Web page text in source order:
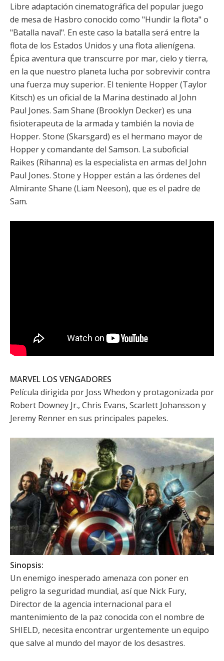
Libre adaptación cinematográfica del popular juego
de mesa de Hasbro conocido como "Hundir la flota" o
"Batalla naval". En este caso la batalla será entre la
flota de los Estados Unidos y una flota alienígena.
Épica aventura que transcurre por mar, cielo y tierra,
en la que nuestro planeta lucha por sobrevivir contra
una fuerza muy superior. El teniente Hopper (Taylor
Kitsch) es un oficial de la Marina destinado al John
Paul Jones. Sam Shane (Brooklyn Decker) es una
fisioterapeuta de la armada y también la novia de
Hopper. Stone (Skarsgard) es el hermano mayor de
Hopper y comandante del Samson. La suboficial
Raikes (Rihanna) es la especialista en armas del John
Paul Jones. Stone y Hopper están a las órdenes del
Almirante Shane (Liam Neeson), que es el padre de
Sam.
MARVEL LOS VENGADORES
Película dirigida por Joss Whedon y protagonizada por
Robert Downey Jr., Chris Evans, Scarlett Johansson y
Jeremy Renneren sus principales papeles.
Sinopsis:
Un enemigo inesperado amenaza con poner en
peligro la seguridad mundial, así que Nick Fury,
Director de la agencia internacional para el
mantenimiento de la paz conocida con el nombre de
SHIELD, necesita encontrar urgentemente un equipo
que salve al mundo del mayor de los desastres.